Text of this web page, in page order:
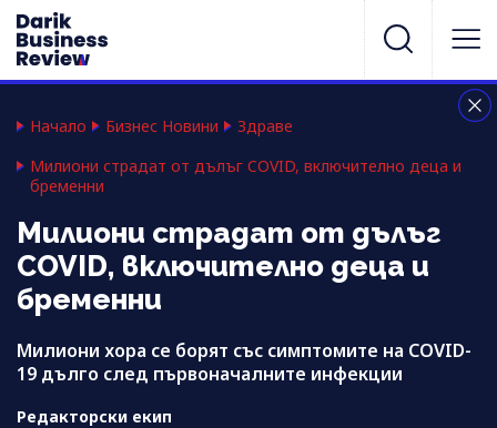
Начало Бизнес Новини
Здраве
Милиони страдат от дълъг COVID, включително деца и
бременни
Милиони страдат от дълъг
COVID, включително деца и
бременни
Милиони хора се борят със симптомите на COVID-
19 дълго след първоначалните инфекции
Редакторски екип